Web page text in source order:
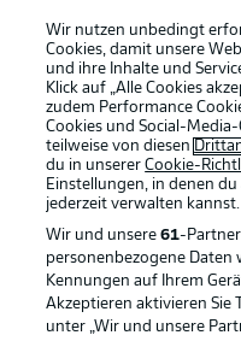
Wir nutzen unbedingt
Cookies, damit unsere
und ihre Inhalte und
Klick auf „Alle Cookies
zudem Performance
Cookies und Social-
teilweise von diesen
du in unsererCookie-
Einstellungen, in denen
jederzeit verwalten kannst.
Wir und unsere61-
personenbezogene
Kennungen auf Ihrem
Akzeptieren aktivieren Sie
unter „Wir und unsere